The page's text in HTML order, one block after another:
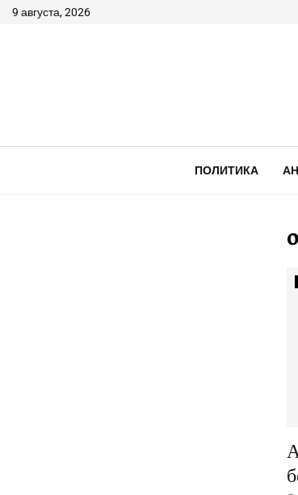
9 августа, 2026
ПОЛИТИКА